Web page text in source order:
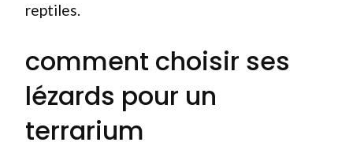
reptiles.
comment choisir ses
lézards pour un
terrarium